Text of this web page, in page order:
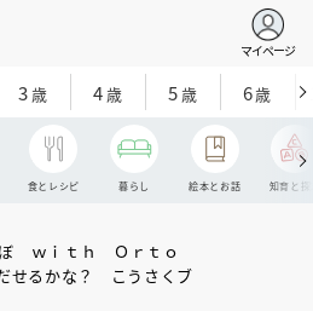
マイページ
3歳 4歳 5歳 6歳
食とレシピ 暮らし 絵本とお話 知育と探